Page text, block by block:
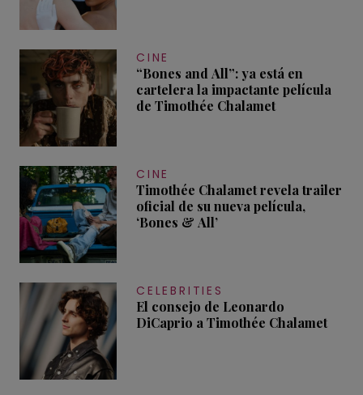
CINE
“Bones and All”: ya está en
cartelera la impactante película
de Timothée Chalamet
CINE
Timothée Chalamet revela trailer
oficial de su nueva película,
‘Bones & All’
CELEBRITIES
El consejo de Leonardo
DiCaprio a Timothée Chalamet